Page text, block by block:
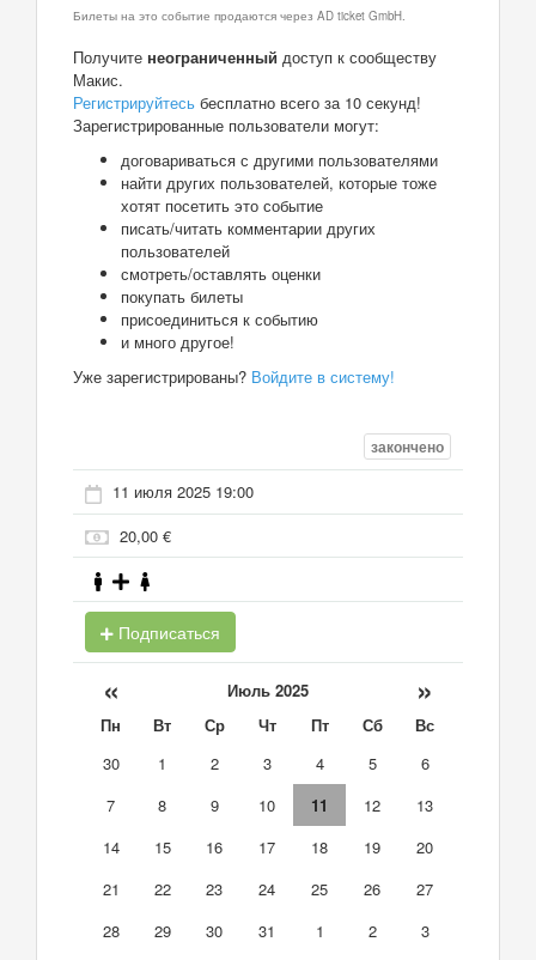
Билеты на это событие продаются через AD ticket GmbH.
Получите неограниченный доступ к сообществу
Макис.
Регистрируйтесь бесплатно всего за 10 секунд!
Зарегистрированные пользователи могут:
договариваться с другими пользователями
найти других пользователей, которые тоже
хотят посетить это событие
писать/читать комментарии других
пользователей
смотреть/оставлять оценки
покупать билеты
присоединиться к событию
и много другое!
Уже зарегистрированы? Войдите в систему!
закончено
11 июля 2025 19:00
20,00 €
Подписаться
« Июль 2025 »
Пн Вт Ср Чт Пт Сб
Вс
30
1 2 3 4 5
6
7
8 9 10 11 12
13
14
15 16 17 18 19
20
21
22 23 24 25 26
27
28
29 30 31 1 2
3